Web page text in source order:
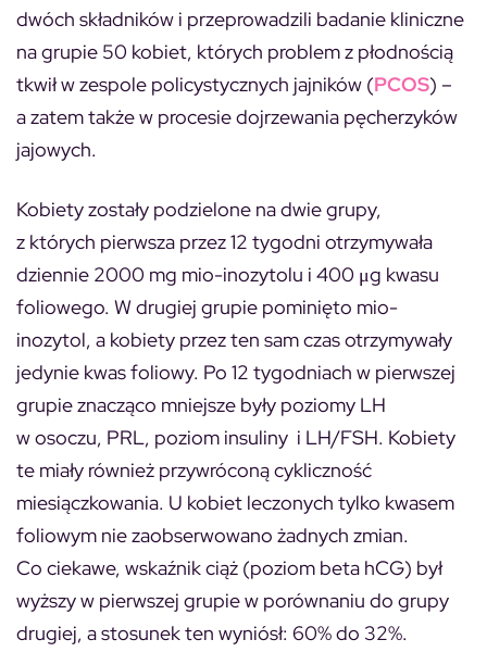
dwóch składników i przeprowadzili badanie kliniczne
na grupie 50 kobiet, których problem z płodnością
tkwił w zespole policystycznych jajników (PCOS) –
a zatem także w procesie dojrzewania pęcherzyków
jajowych.
Kobiety zostały podzielone na dwie grupy,
z których pierwsza przez 12 tygodni otrzymywała
dziennie 2000 mg mio-inozytolu i 400 μg kwasu
foliowego. W drugiej grupie pominięto mio-
inozytol, a kobiety przez ten sam czas otrzymywały
jedynie kwas foliowy. Po 12 tygodniach w pierwszej
grupie znacząco mniejsze były poziomy LH
w osoczu, PRL, poziom insuliny i LH/FSH. Kobiety
te miały również przywróconą cykliczność
miesiączkowania. U kobiet leczonych tylko kwasem
foliowym nie zaobserwowano żadnych zmian.
Co ciekawe, wskaźnik ciąż (poziom beta hCG) był
wyższy w pierwszej grupie w porównaniu do grupy
drugiej, a stosunek ten wyniósł: 60% do 32%.